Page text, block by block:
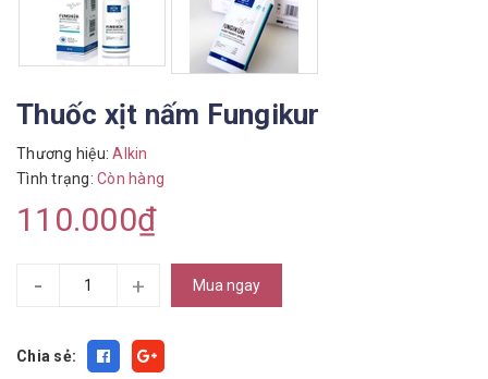
Thuốc xịt nấm Fungikur
Thương hiệu: Alkin
Tình trạng: Còn hàng
110.000₫
- + Mua ngay
Chia sẻ: